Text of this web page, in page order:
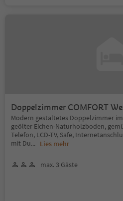
Doppelzimmer COMFORT
Modern gestaltetes Doppelzimmer
geölter Eichen-Naturholzboden,
Telefon, LCD-TV, Safe,
mit Du... Lies mehr
max. 3 Gäste